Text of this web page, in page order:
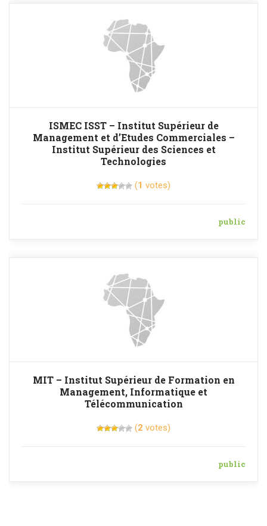
ISMEC ISST – Institut Supérieur de
Management et d’Etudes Commerciales –
Institut Supérieur des Sciences et
Technologies
(1 votes)
public
MIT – Institut Supérieur de Formation en
Management, Informatique et
Télécommunication
(2 votes)
public